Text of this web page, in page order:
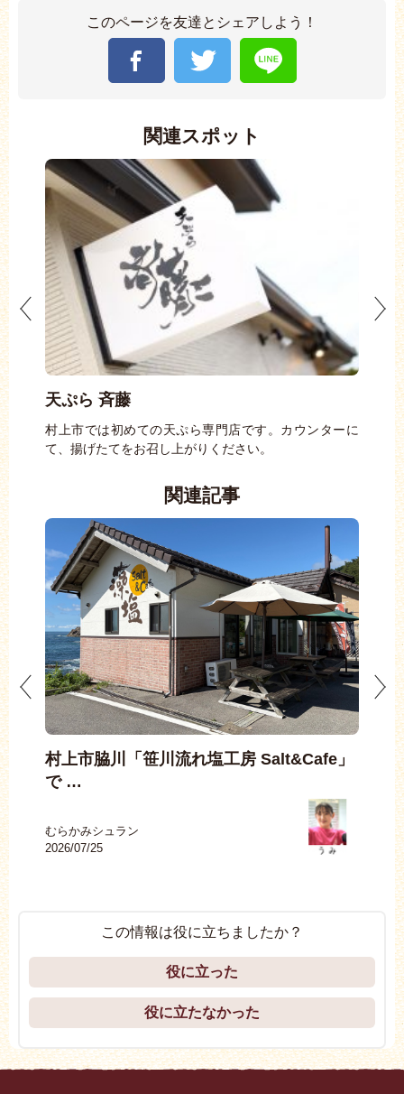
このページを友達とシェアしよう！
関連スポット
の
天ぷら 斉藤
村上市では初めての天ぷら専門店です。カウンターに
て、揚げたてをお召し上がりください。
【
（
関連記事
村上市脇川「笹川流れ塩工房 Salt&Cafe」
で …
むらかみシュラン
2026/07/25
む
この情報は役に立ちましたか？
役に立った
役に立たなかった